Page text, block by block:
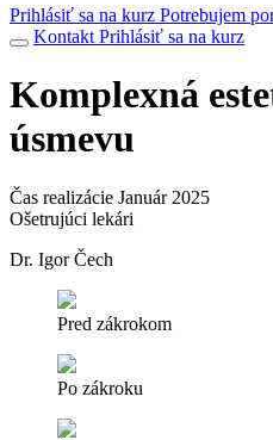
Prihlásiť sa na kurz Potrebujem
Kontakt Prihlásiť sa na kurz
Komplexná
úsmevu
Čas realizácie Január 2025
Ošetrujúci lekári
Dr. Igor Čech
Pred zákrokom
Po zákroku